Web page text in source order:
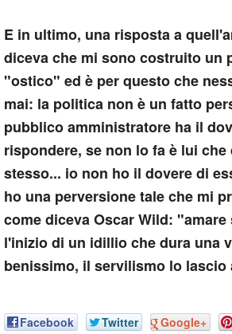
E in ultimo, una risposta a
diceva che mi sono costruito un
"ostico" ed è per questo che
mai: la politica non è un fatto
pubblico amministratore ha il
rispondere, se non lo fa è lui
stesso... io non ho il dovere di
ho una perversione tale che mi
come diceva Oscar Wild: "amare
l'inizio di un idillio che dura una
benissimo, il servilismo lo lascio
Facebook Twitter Google+